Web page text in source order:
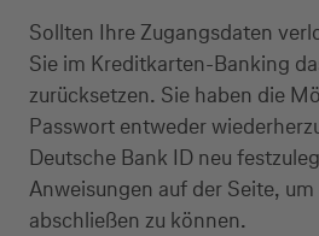
Kreditkarten-Banking
Kreditkarte
Sollten Ihre Zugangsdaten
Sie im Kreditkarten-Banking
zurücksetzen. Sie haben die
Passwort entweder
Deutsche Bank ID neu
Anweisungen auf der Seite,
abschließen zu können.